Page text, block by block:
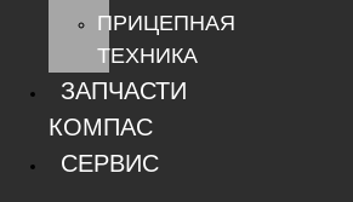
ПРИЦЕПНАЯ
ТЕХНИКА
ЗАПЧАСТИ
КОМПАС
СЕРВИС